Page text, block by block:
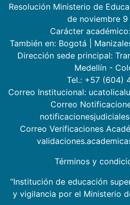
Resolución Ministerio de
de noviembre 9
Carácter
También en: Bogotá
Dirección sede principal:
Medellín -
Tel.: +57 (604)
Correo Institucional:
Correo
Correo Verificaciones
Términos y
“Institución de educación
y vigilancia por el Ministerio